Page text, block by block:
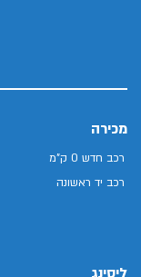
מכירה
רכב חדש 0 ק"מ
רכב יד ראשונה
ליסינג